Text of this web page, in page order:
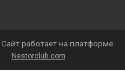
Сайт работает на платформе
Nestorclub.com